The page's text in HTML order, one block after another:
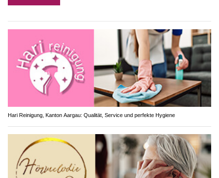
Hari Reinigung, Kanton Aargau: Qualität, Service und perfekte Hygiene